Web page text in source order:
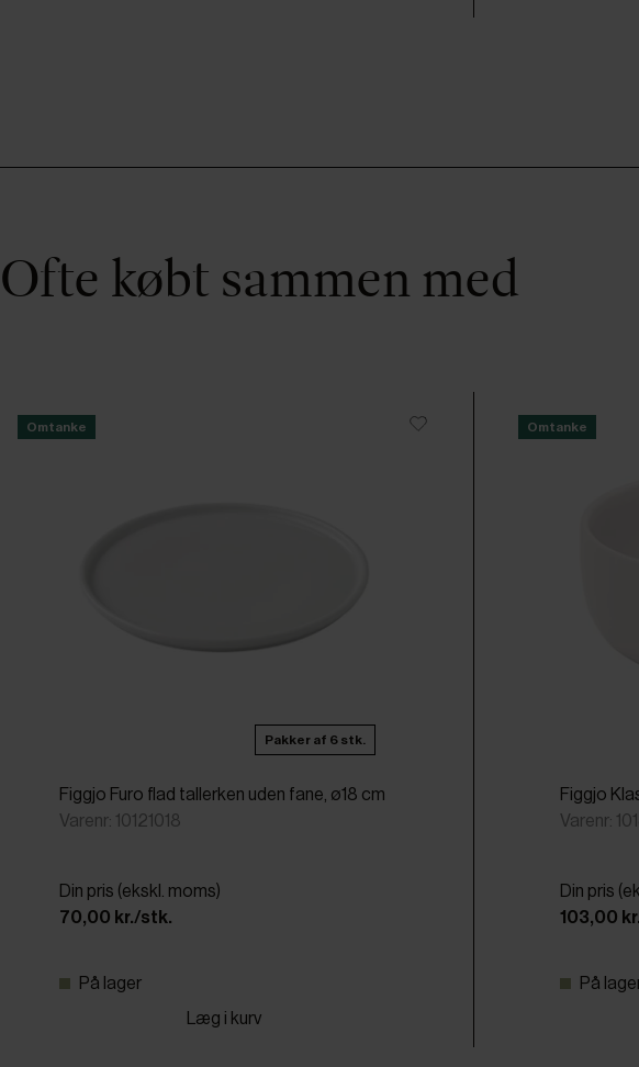
Ofte købt sammen med
Omtanke
Pakker af 6 stk.
Figgjo Furo flad tallerken uden fane, ø18 cm
Varenr: 10121018
Din pris (ekskl. moms)
70,00 kr./stk.
På lager
Læg i kurv
Omtanke
Figgjo
Varenr:
Din pris
103,00
På